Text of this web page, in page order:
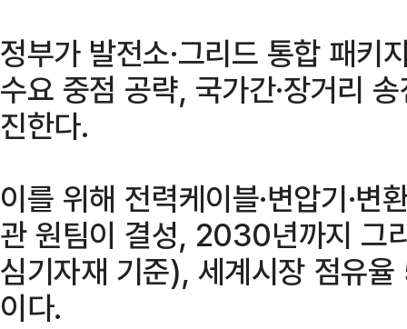
정부가 발전소·그리드 통합 패키
수요 중점 공략, 국가간·장거리
진한다.
이를 위해 전력케이블·변압기·
관 원팀이 결성, 2030년까지 그
심기자재 기준), 세계시장 점유
이다.